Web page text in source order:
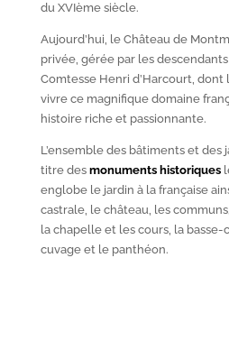
du XVIèmesiècle.
Aujourd’hui, le Château de
privée, gérée par les
Comtesse Henri d’Harcourt, dont
vivre ce magnifique domaine
histoire riche et passionnante.
L’ensemble des bâtiments et des
titre des monuments historiques
englobe le jardin à la française
castrale, le château, les
la chapelle et les cours, la basse-
cuvage et le panthéon.